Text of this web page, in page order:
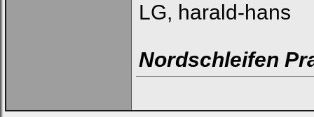
LG, harald-hans
Nordschleifen